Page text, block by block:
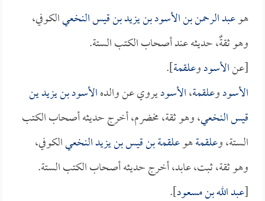
هوعبد الرحمن بن الأسود بن يزيد بن قيس النخعيالكوفي،
وهو ثقةٌ، حديثه عند أصحاب الكتب الستة.
[عنالأسودوعلقمة].
الأسودوعلقمة،الأسوديروي عن والدهالأسود بن يزيد ين
قيس النخعي، وهو ثقة، مخضرم، أخرج حديثه أصحاب الكتب
الستة، وعلقمةهوعلقمة بن قيس بن يزيد النخعيالكوفي،
وهو ثقة، ثبت، عابد، أخرج حديثه أصحاب الكتب الستة.
[عبد الله بن مسعود].